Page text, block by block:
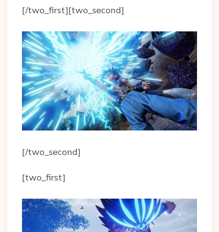
[/two_first][two_second]
[/two_second]
[two_first]